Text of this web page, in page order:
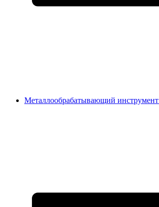
Металлообрабатывающий инструмент